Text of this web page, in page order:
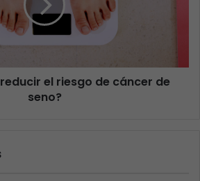
el riesgo de cáncer de
seno?